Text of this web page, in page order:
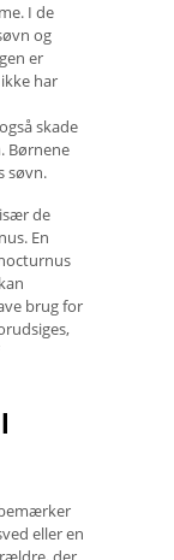
I de
og
er
har
skade
Børnene
søvn.
de
En
brug for
eller en